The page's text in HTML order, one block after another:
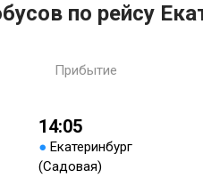
по рейсу
Прибытие
14:05
● Екатеринбург
(Садовая)